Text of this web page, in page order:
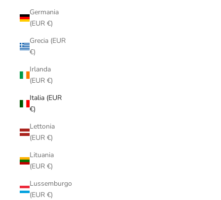
Germania
(EUR €)
Grecia (EUR
€)
Irlanda
(EUR €)
Italia (EUR
€)
Lettonia
(EUR €)
Lituania
(EUR €)
Lussemburgo
(EUR €)